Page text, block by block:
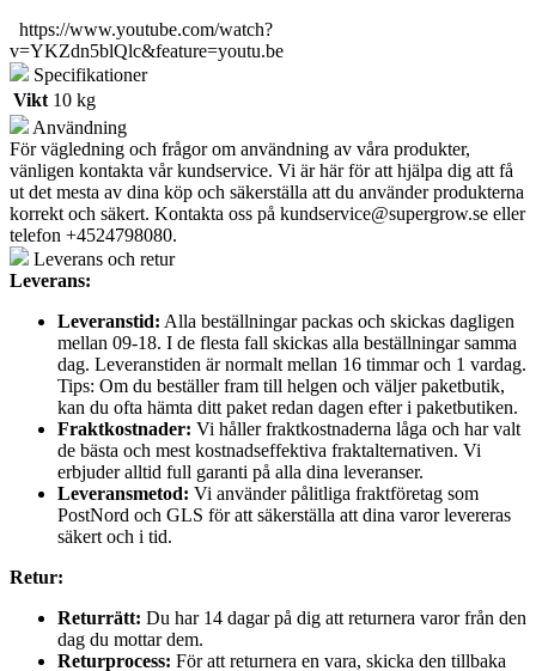
https://www.youtube.com/watch?
v=YKZdn5blQlc&feature=youtu.be
Specifikationer
Vikt 10 kg
Användning
För vägledning och frågor om användning av våra produkter,
vänligen kontakta vår kundservice. Vi är här för att hjälpa dig att få
ut det mesta av dina köp och säkerställa att du använder produkterna
korrekt och säkert. Kontakta oss på kundservice@supergrow.se eller
telefon +4524798080.
Leverans och retur
Leverans:
Leveranstid: Alla beställningar packas och skickas dagligen
mellan 09-18. I de flesta fall skickas alla beställningar samma
dag. Leveranstiden är normalt mellan 16 timmar och 1 vardag.
Tips: Om du beställer fram till helgen och väljer paketbutik,
kan du ofta hämta ditt paket redan dagen efter i paketbutiken.
Fraktkostnader: Vi håller fraktkostnaderna låga och har valt
de bästa och mest kostnadseffektiva fraktalternativen. Vi
erbjuder alltid full garanti på alla dina leveranser.
Leveransmetod: Vi använder pålitliga fraktföretag som
PostNord och GLS för att säkerställa att dina varor levereras
säkert och i tid.
Retur:
Returrätt: Du har 14 dagar på dig att returnera varor från den
dag du mottar dem.
Returprocess: För att returnera en vara, skicka den tillbaka